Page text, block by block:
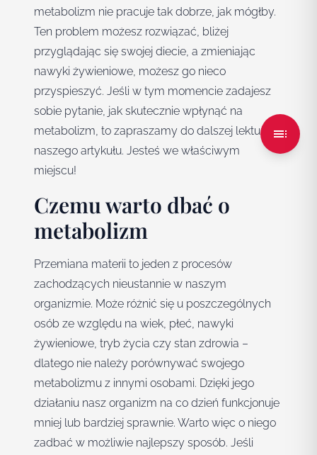
metabolizm nie pracuje tak dobrze, jak mógłby.
Ten problem możesz rozwiązać, bliżej
przyglądając się swojej diecie, a zmieniając
nawyki żywieniowe, możesz go nieco
przyspieszyć. Jeśli w tym momencie zadajesz
sobie pytanie, jak skutecznie wpłynąć na
metabolizm, to zapraszamy do dalszej lektury
naszego artykułu. Jesteś we właściwym
miejscu!
Czemu warto dbać o
metabolizm
Przemiana materii to jeden z procesów
zachodzących nieustannie w naszym
organizmie. Może różnić się u poszczególnych
osób ze względu na wiek, płeć, nawyki
żywieniowe, tryb życia czy stan zdrowia –
dlatego nie należy porównywać swojego
metabolizmu z innymi osobami. Dzięki jego
działaniu nasz organizm na co dzień funkcjonuje
mniej lub bardziej sprawnie. Warto więc o niego
zadbać w możliwie najlepszy sposób. Jeśli